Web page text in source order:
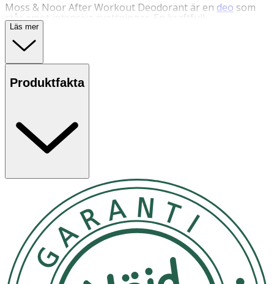
Moss & Noor After Workout Deodorant är en deo som
står emot intensiva svettningar. En kraftfull
antiperspirant speciellt utvecklad för dig med aktiv livsstil.
Berikad med provitamin B5 (fuktbevarande, lugnande
och läkande effekt på huden) och ricinolja (mjukgörande
kallpressad olja från ricinfrön). Produkten är vegansk och
fri från färgämnen, mikroplaster och parabener.
Producerad i Sverige. 3-packet innehåller dofterna Fresh
Grapefruit, Light Mint och Clean Eucalyptus. Följ
Användning
- Applicera dagligen i rena, torra armhålor.
Innehåll
Clean Eucalyptus: Aqua, Aluminum Chlorohydrate,
Propylene Glycol, Trideceth-9, Hydroxyethylcellulose,
PEG-40 Hydrogenated Castor Oil, Phenoxyethanol,
Eucalyptus Globulus Leaf Oil, Panthenol,
Ethylhexylglycerin, Citric Acid, Limonene, Linalool.
Fresh Grapefruit: Aqua, Aluminum Chlorohydrate,
Propylene Glycol, Hydroxyethylcellulose, Parfum,
Läs mer
Produktfakta